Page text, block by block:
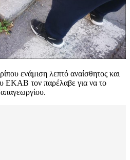
ενάμιση λεπτό αναίσθητος και
ΕΚΑΒ τον παρέλαβε για να το